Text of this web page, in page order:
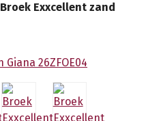
Broek Exxcellent zand